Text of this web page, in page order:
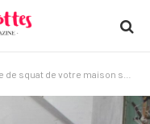
de votre maison secondaire ?